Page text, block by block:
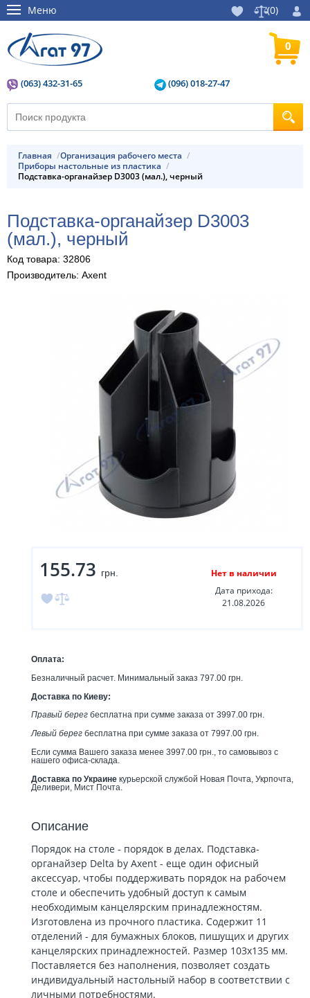
Меню (0)
(063) 432-31-65 (096) 018-27-47
0
Главная
Организация рабочего места
Приборы настольные из пластика
Подставка-органайзер D3003 (мал.), черный
Подставка-органайзер D3003
(мал.), черный
Код товара: 32806
Производитель: Axent
155.73 грн.
Нет в наличии
Дата прихода:
21.08.2026
Оплата:
Безналичный расчет. Минимальный заказ 797.00 грн.
Доставка по Киеву:
Правый берег бесплатна при сумме заказа от 3997.00 грн.
Левый берег бесплатна при сумме заказа от 7997.00 грн.
Если сумма Вашего заказа менее 3997.00 грн., то самовывоз с
нашего офиса-склада.
Доставка по Украине курьерской службой Новая Почта, Укрпочта,
Деливери, Мист Почта.
Описание
Порядок на столе - порядок в делах. Подставка-
органайзер Delta by Axent - еще один офисный
аксессуар, чтобы поддерживать порядок на рабочем
столе и обеспечить удобный доступ к самым
необходимым канцелярским принадлежностям.
Изготовлена из прочного пластика. Содержит 11
отделений - для бумажных блоков, пишущих и других
канцелярских принадлежностей. Размер 103x135 мм.
Поставляется без наполнения, позволяет создать
индивидуальный настольный набор в соответствии с
личными потребностями.